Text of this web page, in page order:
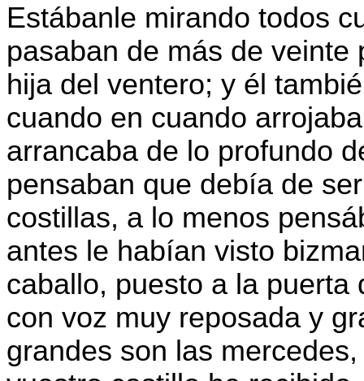
Estábanle mirando todos
pasaban de más de
hija del ventero; y él
cuando en cuando
arrancaba de lo profundo
pensaban que debía de
costillas, a lo menos
antes le habían visto
caballo, puesto a la
con voz muy reposada y
grandes son las